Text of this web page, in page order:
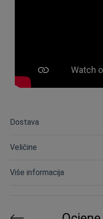
Dostava
Veličine
Više informacija